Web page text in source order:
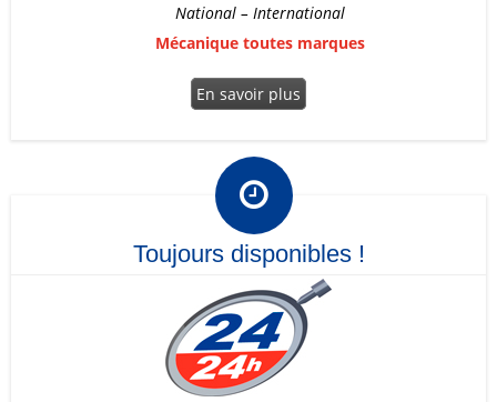
National – International
Mécanique toutes marques
En savoir plus

Toujours disponibles !